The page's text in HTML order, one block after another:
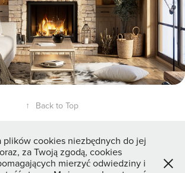
↑ Back to Top
plików cookies niezbędnych do jej
za Twoją zgodą, cookies
mierzyć odwiedziny i